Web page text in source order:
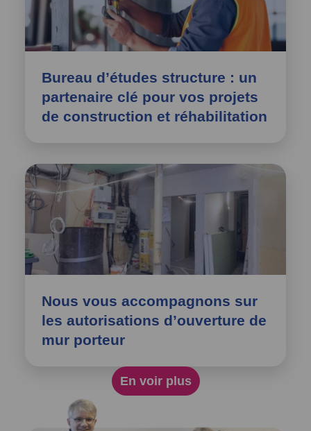
Bureau d’études structure : un
partenaire clé pour vos projets
de construction et réhabilitation
Nous vous accompagnons sur
les autorisations d’ouverture de
mur porteur
En voir plus